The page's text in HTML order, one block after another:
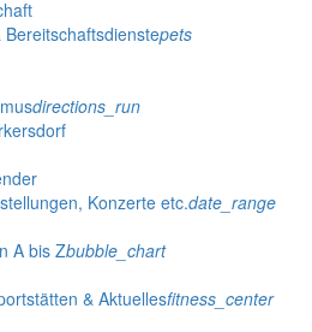
Bereitschaftsdienstepets
directions_run
Konzerte etc.date_range
A bis Zbubble_chart
& Aktuellesfitness_center